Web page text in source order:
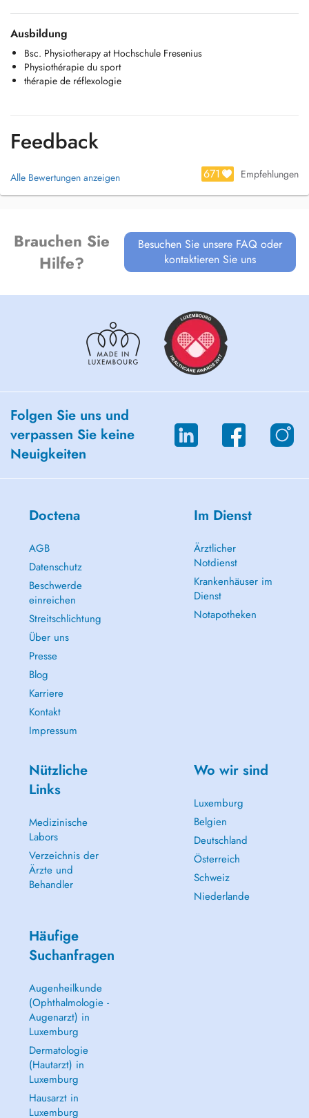
Ausbildung
Bsc. Physiotherapy at Hochschule Fresenius
Physiothérapie du sport
thérapie de réflexologie
Feedback
Alle Bewertungen anzeigen 671 Empfehlungen
Brauchen Sie
Hilfe?
Besuchen Sie unsere FAQ oder
kontaktieren Sie uns
Folgen Sie uns und
verpassen Sie keine
Neuigkeiten
Doctena
AGB
Datenschutz
Beschwerde
einreichen
Streitschlichtung
Über uns
Presse
Blog
Karriere
Kontakt
Impressum
Im Dienst
Ärztlicher
Notdienst
Krankenhäuser im
Dienst
Notapotheken
Nützliche
Links
Medizinische
Labors
Verzeichnis der
Ärzte und
Behandler
Wo wir sind
Luxemburg
Belgien
Deutschland
Österreich
Schweiz
Niederlande
Häufige
Suchanfragen
Augenheilkunde
(Ophthalmologie -
Augenarzt) in
Luxemburg
Dermatologie
(Hautarzt) in
Luxemburg
Hausarzt in
Luxemburg